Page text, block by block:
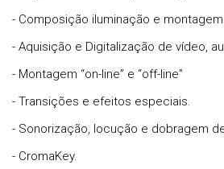
- Composição iluminação e montagem
- Aquisição e Digitalização de vídeo,
- Montagem “on-line” e “off-line”
- Transições e efeitos especiais.
- Sonorização, locução e dobragem
- CromaKey.